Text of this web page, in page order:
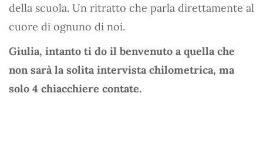
della scuola. Un ritratto che parla direttamente al
cuore di ognuno di noi.
Giulia, intanto ti do il benvenuto a quella che
non sarà la solita intervista chilometrica, ma
solo 4 chiacchiere contate.